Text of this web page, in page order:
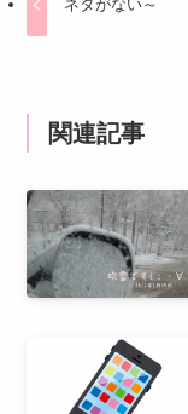
ネタがない～
関連記事